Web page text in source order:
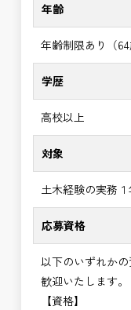
年齢
年齢制限あり（
学歴
高校以上
対象
土木経験の実務
応募資格
以下のいずれか
歓迎いたします。
【資格】